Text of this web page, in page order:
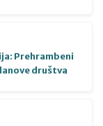
Prehrambeni
društva